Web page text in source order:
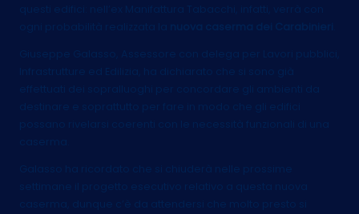
questi edifici: nell’ex Manifattura Tabacchi, infatti, verrà con
ogni probabilità realizzata la
nuova caserma dei Carabinieri
Giuseppe Galasso, Assessore con delega per Lavori pubblici,
Infrastrutture ed Edilizia, ha dichiarato che si sono già
effettuati dei sopralluoghi per concordare gli ambienti da
destinare e soprattutto per fare in modo che gli edifici
possano rivelarsi coerenti con le necessità funzionali di una
caserma.
Galasso ha ricordato che si chiuderà nelle prossime
settimane il progetto esecutivo relativo a questa nuova
caserma, dunque c’è da attendersi che molto presto si